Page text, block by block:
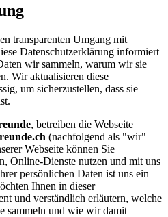
transparenten Umgang mit
Datenschutzerklärung informiert
wir sammeln, warum wir sie
Wir aktualisieren diese
um sicherzustellen, dass sie
, betreiben die Webseite
(nachfolgend als "wir"
Webseite können Sie
Online-Dienste nutzen und mit uns
persönlichen Daten ist uns ein
Ihnen in dieser
und verständlich erläutern, welche
sammeln und wie wir damit